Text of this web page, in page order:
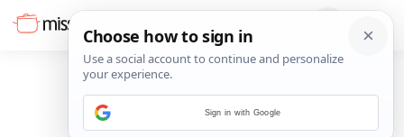
Sign in with Google